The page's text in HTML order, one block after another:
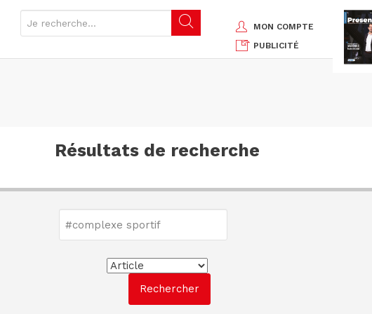
MON COMPTE
PUBLICITÉ
Résultats de recherche